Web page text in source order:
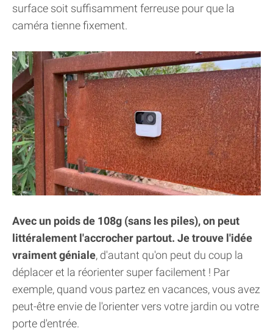
surface soit suffisamment ferreuse pour que la
caméra tienne fixement.
Avec un poids de 108g (sans les piles), on peut
littéralement l'accrocher partout. Je trouve l'idée
vraiment géniale, d'autant qu'on peut du coup la
déplacer et la réorienter super facilement ! Par
exemple, quand vous partez en vacances, vous avez
peut-être envie de l'orienter vers votre jardin ou votre
porte d'entrée.